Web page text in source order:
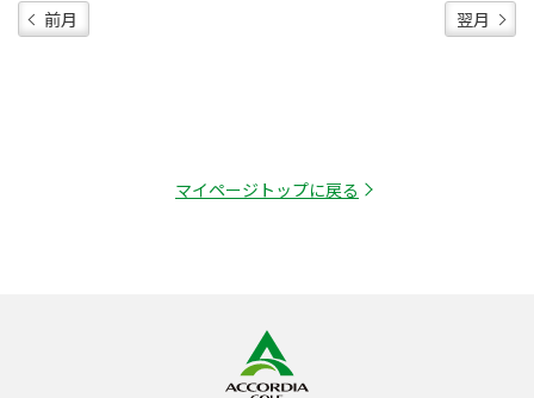
前月 翌月
マイページトップに戻る